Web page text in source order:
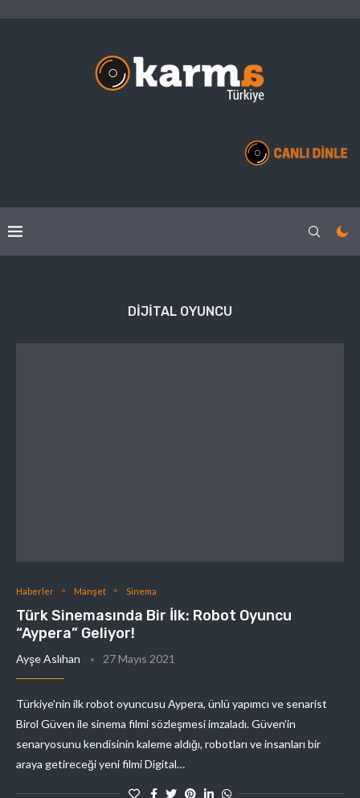
DIJITAL OYUNCU
Haberler Manşet Sinema
Türk Sinemasında Bir İlk: Robot Oyuncu
“Aypera” Geliyor!
Ayşe Aslıhan 27 Mayıs 2021
Türkiye’nin ilk robot oyuncusu Aypera, ünlü yapımcı ve senarist
Birol Güven ile sinema filmi sözleşmesi imzaladı. Güven’in
senaryosunu kendisinin kaleme aldığı, robotları ve insanları bir
araya getireceği yeni filmi Digital…